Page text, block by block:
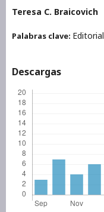
Teresa C. Braicovich
Palabras clave: Editorial
Descargas